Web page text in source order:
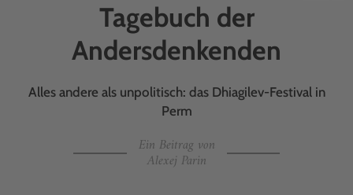
Tagebuch der
Andersdenkenden
Alles andere als unpolitisch: das Dhiagilev-Festival in
Perm
Ein Beitrag von
Alexej Parin